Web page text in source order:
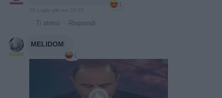
1
29 Luglio alle ore 23:25
· Ti stimo · Rispondi
MELIDOM:
1